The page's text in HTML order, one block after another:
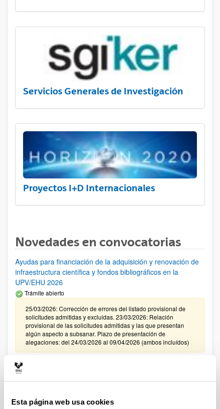
Esta página web usa cookies
Servicios Generales de Investigación
Proyectos I+D Internacionales
Novedades en convocatorias
Ayudas para financiación de la adquisición y renovación de
infraestructura científica y fondos bibliográficos en la
UPV/EHU 2026
Trámite abierto
25/03/2026: Corrección de errores del listado provisional de
solicitudes admitidas y excluidas. 23/03/2026: Relación
provisional de las solicitudes admitidas y las que presentan
algún aspecto a subsanar. Plazo de presentación de
alegaciones: del 24/03/2026 al 09/04/2026 (ambos incluídos)
Convocatoria de ayudas para el fomento de la cultura
científica, tecnológica y de la innovación (FECYT) 2026
Plazo interno para envío documentación: propuestas